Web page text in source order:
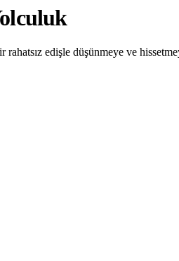
edişle düşünmeye ve